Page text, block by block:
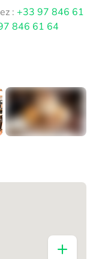
: +33 97 846 61
846 61 64